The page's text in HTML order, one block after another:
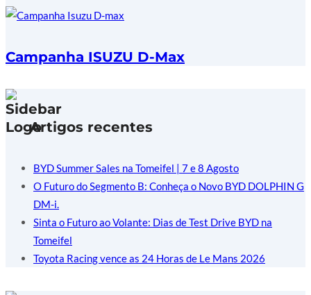
Campanha ISUZU D-Max
Artigos recentes
BYD Summer Sales na Tomeifel | 7 e 8 Agosto
O Futuro do Segmento B: Conheça o Novo BYD DOLPHIN G
DM-i.
Sinta o Futuro ao Volante: Dias de Test Drive BYD na
Tomeifel
Toyota Racing vence as 24 Horas de Le Mans 2026